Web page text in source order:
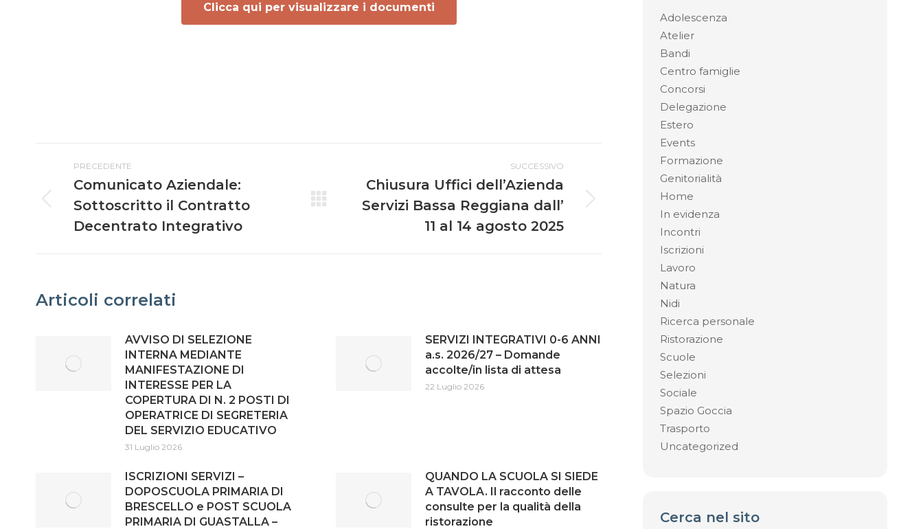
Clicca qui per visualizzare i documenti
PRECEDENTE
Comunicato Aziendale:
Sottoscritto il Contratto
Decentrato Integrativo
SUCCESSIVO
Chiusura Uffici dell’Azienda
Servizi Bassa Reggiana dall’
11 al 14 agosto 2025
Articoli correlati
AVVISO DI SELEZIONE
INTERNA MEDIANTE
MANIFESTAZIONE DI
INTERESSE PER LA
COPERTURA DI N. 2 POSTI DI
OPERATRICE DI SEGRETERIA
DEL SERVIZIO EDUCATIVO
31 Luglio 2026
SERVIZI INTEGRATIVI 0-6 ANNI
a.s. 2026/27 – Domande
accolte/in lista di attesa
22 Luglio 2026
ISCRIZIONI SERVIZI –
DOPOSCUOLA PRIMARIA DI
BRESCELLO e POST SCUOLA
PRIMARIA DI GUASTALLA –
QUANDO LA SCUOLA SI SIEDE
A TAVOLA. Il racconto delle
consulte per la qualità della
ristorazione
Adolescenza
Atelier
Bandi
Centro famiglie
Concorsi
Delegazione
Estero
Events
Formazione
Genitorialità
Home
In evidenza
Incontri
Iscrizioni
Lavoro
Natura
Nidi
Ricerca personale
Ristorazione
Scuole
Selezioni
Sociale
Spazio Goccia
Trasporto
Uncategorized
Cerca nel sito